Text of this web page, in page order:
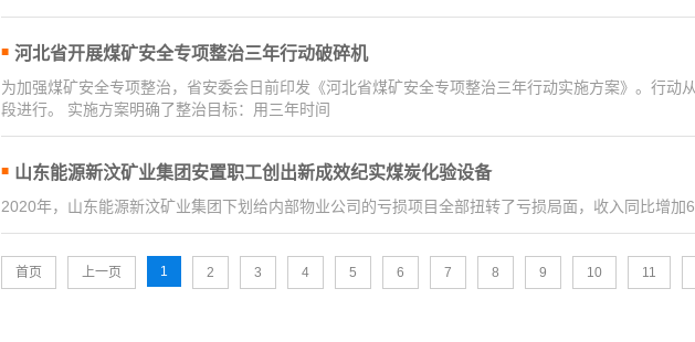
河北省开展煤矿安全专项整治三年行动破碎机
为加强煤矿安全专项整治，省安委会日前印发《河北省煤矿安全专项整治三年行动实施方案》。行动
段进行。 实施方案明确了整治目标：用三年时间
山东能源新汶矿业集团安置职工创出新成效纪实煤炭化验设备
2020年，山东能源新汶矿业集团下划给内部物业公司的亏损项目全部扭转了亏损局面，收入同比增加
首页 上一页 1 2 3 4 5 6 7 8 9 10 11